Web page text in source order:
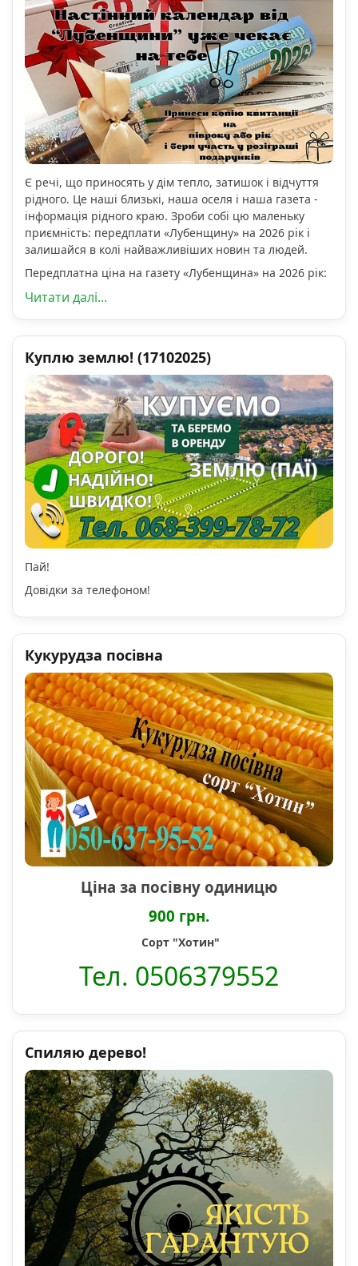
Є речі, що приносять у дім тепло, затишок і відчуття
рідного. Це наші близькі, наша оселя і наша газета -
інформація рідного краю. Зроби собі цю маленьку
приємність: передплати «Лубенщину» на 2026 рік і
залишайся в колі найважливіших новин та людей.
Передплатна ціна на газету «Лубенщина» на 2026 рік:
Читати далі...
Куплю землю! (17102025)
Пай!
Довідки за телефоном!
Кукурудза посівна
Ціна за посівну одиницю
900 грн.
Сорт "Хотин"
Тел. 0506379552
Спиляю дерево!